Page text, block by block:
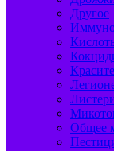
Другое
Общее